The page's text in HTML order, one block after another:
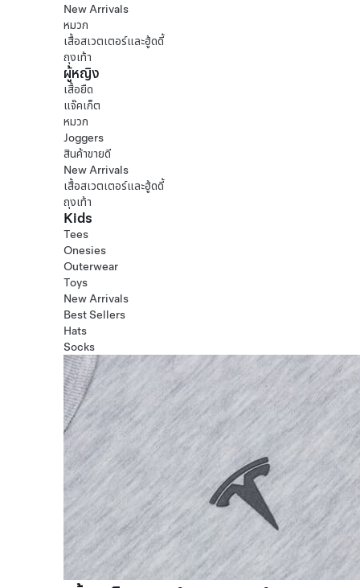
New Arrivals
หมวก
เสื้อสเวตเตอร์และฮู้ดดี้
ถุงเท้า
ผู้หญิง
เสื้อยืด
แจ๊คเก็ต
หมวก
Joggers
สินค้าขายดี
New Arrivals
เสื้อสเวตเตอร์และฮู้ดดี้
ถุงเท้า
Kids
Tees
Onesies
Outerwear
Toys
New Arrivals
Best Sellers
Hats
Socks